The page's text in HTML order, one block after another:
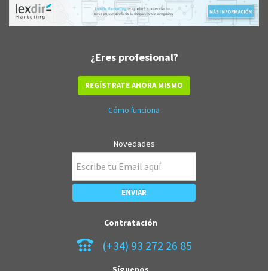
¿Eres profesional?
REGÍSTRATE AHORA MISMO
Cómo funciona
Novedades
Contratación
(+34) 93 272 26 85